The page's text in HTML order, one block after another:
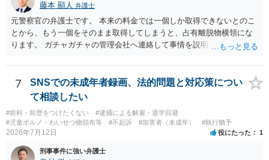
藤本 顯人 弁護士
元警察官の弁護士です。 本来の料金では一個しか取得できないとのこ
とから、もう一個をそのまま取得してしまうと、占有離脱物横領にな
ります。 ガチャガチャの管理会社へ連絡して事情を説明して一個返還
あるいは管理会社がお金は不要かつ返還不要との申し出があれば取得
しても問題ありません。
7
SNSでの未成年者録画、法的問題と対応策につい
て相談したい
#前科・前歴をつけたくない
#逮捕による解雇・退学回避
#児童ポルノ・わいせつ物頒布等
#不起訴 #加害者（未成年） #執行猶予
2026年7月12日 役にたった 1
刑事事件に強い弁護士